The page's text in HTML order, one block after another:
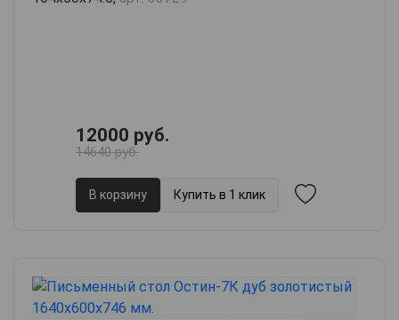
12000 руб.
14640 руб.
В корзину Купить в 1 клик